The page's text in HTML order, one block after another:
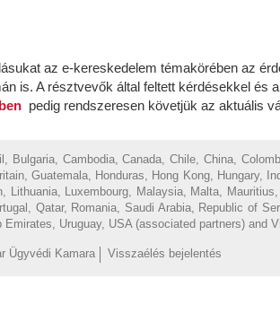
az e-kereskedelem témakörében az
is. A résztvevők által feltett kérdésekkel és
pedig rendszeresen követjük az aktuális
Cambodia, Canada, Chile, China,
Guatemala, Honduras, Hong Kong, Hungary,
Luxembourg, Malaysia, Malta,
Qatar, Romania, Saudi Arabia, Republic of
Uruguay, USA (associated partners) and
Ügyvédi Kamara Visszaélés bejelentés